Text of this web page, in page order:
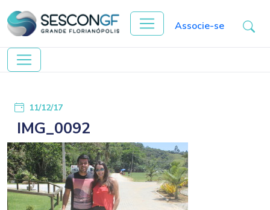
Associe-se
11/12/17
IMG_0092